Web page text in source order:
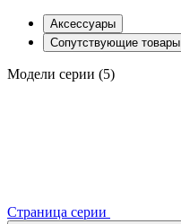
Аксессуары
Сопутствующие товары
Модели серии (5)
Страница серии